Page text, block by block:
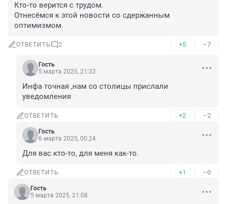
Кто-то верится с трудом.
Отнесёмся к этой новости со сдержанным
оптимизмом.
ОТВЕТИТЬ 2 +5 –7
Гость
5 марта 2025, 21:32
Инфа точная ,нам со столицы прислали
уведомления
ОТВЕТИТЬ +2 –2
Гость
6 марта 2025, 00:24
Для вас кто-то, для меня как-то.
ОТВЕТИТЬ +1 –0
Гость
5 марта 2025, 21:08